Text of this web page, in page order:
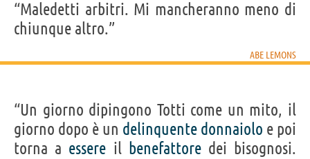
“Maledetti arbitri. Mi mancheranno meno di
chiunque altro.”
ABE LEMONS
“Un giorno dipingono Totti come un mito, il
giorno dopo è un delinquente donnaiolo e poi
torna a essere il benefattoredei bisognosi.